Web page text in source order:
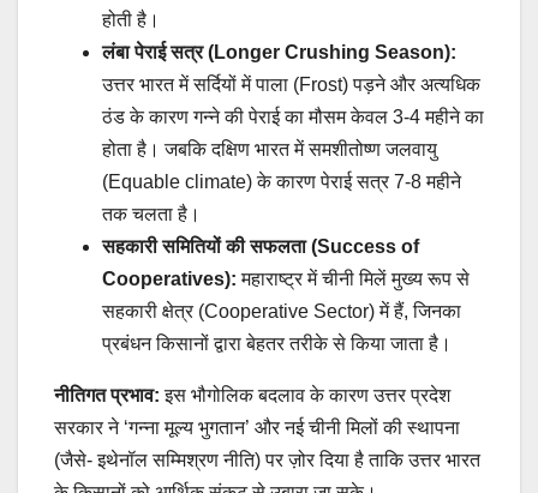
होती है।
लंबा पेराई सत्र (Longer Crushing Season):
उत्तर भारत में सर्दियों में पाला (Frost) पड़ने और अत्यधिक
ठंड के कारण गन्ने की पेराई का मौसम केवल 3-4 महीने का
होता है। जबकि दक्षिण भारत में समशीतोष्ण जलवायु
(Equable climate) के कारण पेराई सत्र 7-8 महीने
तक चलता है।
सहकारी समितियों की सफलता (Success of
Cooperatives): महाराष्ट्र में चीनी मिलें मुख्य रूप से
सहकारी क्षेत्र (Cooperative Sector) में हैं, जिनका
प्रबंधन किसानों द्वारा बेहतर तरीके से किया जाता है।
नीतिगत प्रभाव: इस भौगोलिक बदलाव के कारण उत्तर प्रदेश
सरकार ने ‘गन्ना मूल्य भुगतान’ और नई चीनी मिलों की स्थापना
(जैसे- इथेनॉल सम्मिश्रण नीति) पर ज़ोर दिया है ताकि उत्तर भारत